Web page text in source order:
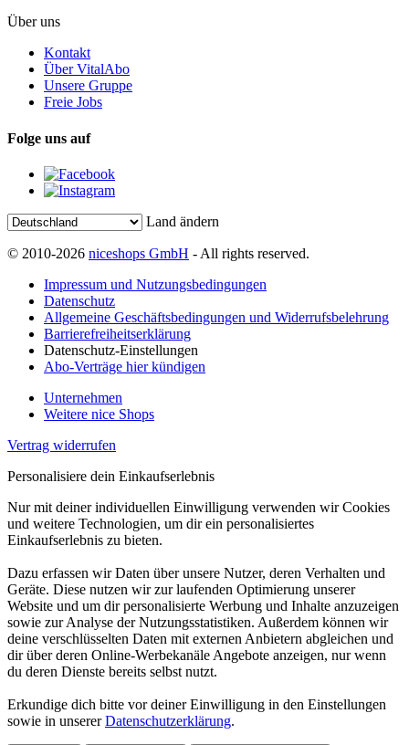
Über uns
Kontakt
Über VitalAbo
Unsere Gruppe
Freie Jobs
Folge uns auf
Land ändern
© 2010-2026 niceshops GmbH - All rights reserved.
Impressum und Nutzungsbedingungen
Datenschutz
Allgemeine Geschäftsbedingungen und Widerrufsbelehrung
Barrierefreiheitserklärung
Datenschutz-Einstellungen
Abo-Verträge hier kündigen
Unternehmen
Weitere nice Shops
Vertrag widerrufen
Personalisiere dein Einkaufserlebnis
Nur mit deiner individuellen Einwilligung verwenden wir Cookies
und weitere Technologien, um dir ein personalisiertes
Einkaufserlebnis zu bieten.
Dazu erfassen wir Daten über unsere Nutzer, deren Verhalten und
Geräte. Diese nutzen wir zur laufenden Optimierung unserer
Website und um dir personalisierte Werbung und Inhalte anzuzeigen
sowie zur Analyse der Nutzungsstatistiken. Außerdem können wir
deine verschlüsselten Daten mit externen Anbietern abgleichen und
dir über deren Online-Werbekanäle Angebote anzeigen, nur wenn
du deren Dienste bereits selbst nutzt.
Erkundige dich bitte vor deiner Einwilligung in den Einstellungen
sowie in unsererDatenschutzerklärung.